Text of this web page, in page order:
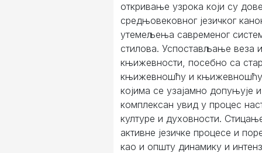
откривање узрока који су
средњовековног језичког
утемељења савременог
стилова. Успостављање веза
књижевности, посебно са
књижевношћу и књижевношћу
којима се узајамно допуњује
комплексан увид у процес
културе и духовности.
активне језичке процесе и
као и општу динамику и